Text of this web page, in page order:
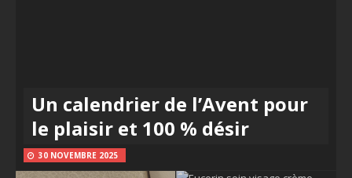
Un calendrier de l’Avent pour
le plaisir et 100 % désir
30 NOVEMBRE 2025